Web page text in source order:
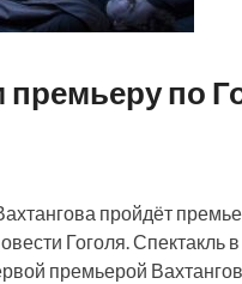
премьеру по
пройдёт
Гоголя. Спектакль
премьерой